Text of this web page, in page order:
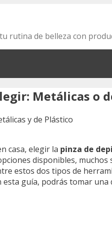
rutina de belleza con
Metálicas o
casa, elegir la pinza de
disponibles,
estos dos tipos de
esta guía, podrás tomar